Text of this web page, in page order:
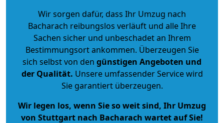
Wir sorgen dafür, dass Ihr Umzug nach
Bacharach reibungslos verläuft und alle Ihre
Sachen sicher und unbeschadet an Ihrem
Bestimmungsort ankommen. Überzeugen Sie
sich selbst von den günstigen Angeboten und
der Qualität. Unsere umfassender Service wird
Sie garantiert überzeugen.
Wir legen los, wenn Sie so weit sind, Ihr Umzug
von Stuttgart nach Bacharach wartet auf Sie!